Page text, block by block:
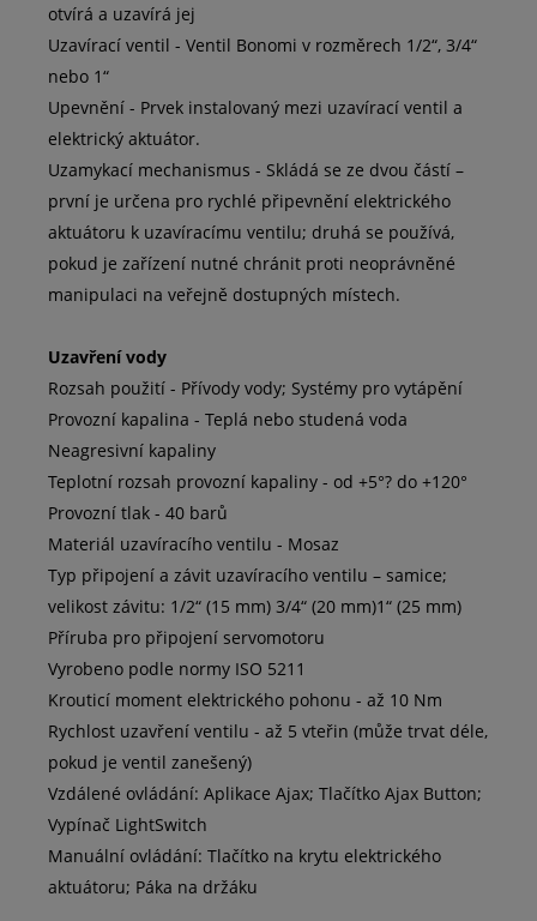
otvírá a uzavírá jej
Uzavírací ventil - Ventil Bonomi v rozměrech 1/2“, 3/4“
nebo 1“
Upevnění - Prvek instalovaný mezi uzavírací ventil a
elektrický aktuátor.
Uzamykací mechanismus - Skládá se ze dvou částí –
první je určena pro rychlé připevnění elektrického
aktuátoru k uzavíracímu ventilu; druhá se používá,
pokud je zařízení nutné chránit proti neoprávněné
manipulaci na veřejně dostupných místech.
Uzavření vody
Rozsah použití - Přívody vody; Systémy pro vytápění
Provozní kapalina - Teplá nebo studená voda
Neagresivní kapaliny
Teplotní rozsah provozní kapaliny - od +5°? do +120°
Provozní tlak - 40 barů
Materiál uzavíracího ventilu - Mosaz
Typ připojení a závit uzavíracího ventilu – samice;
velikost závitu: 1/2“ (15 mm) 3/4“ (20 mm)1“ (25 mm)
Příruba pro připojení servomotoru
Vyrobeno podle normy ISO 5211
Krouticí moment elektrického pohonu - až 10 Nm
Rychlost uzavření ventilu - až 5 vteřin (může trvat déle,
pokud je ventil zanešený)
Vzdálené ovládání: Aplikace Ajax; Tlačítko Ajax Button;
Vypínač LightSwitch
Manuální ovládání: Tlačítko na krytu elektrického
aktuátoru; Páka na držáku